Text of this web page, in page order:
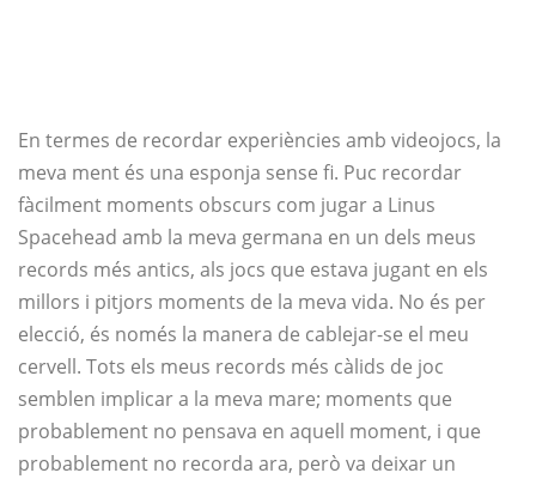
En termes de recordar experiències amb videojocs, la
meva ment és una esponja sense fi. Puc recordar
fàcilment moments obscurs com jugar a Linus
Spacehead amb la meva germana en un dels meus
records més antics, als jocs que estava jugant en els
millors i pitjors moments de la meva vida. No és per
elecció, és només la manera de cablejar-se el meu
cervell. Tots els meus records més càlids de joc
semblen implicar a la meva mare; moments que
probablement no pensava en aquell moment, i que
probablement no recorda ara, però va deixar un